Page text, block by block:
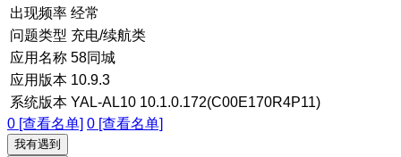
出现频率 经常
问题类型 充电/续航类
应用名称 58同城
应用版本 10.9.3
系统版本 YAL-AL10 10.1.0.172(C00E170R4P11)
0 [查看名单] 0 [查看名单]
我有遇到